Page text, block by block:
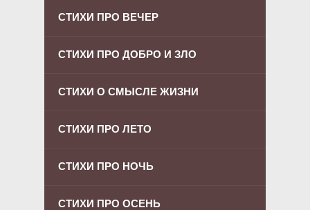
СТИХИ ПРО ВЕЧЕР
СТИХИ ПРО ДОБРО И ЗЛО
СТИХИ О СМЫСЛЕ ЖИЗНИ
СТИХИ ПРО ЛЕТО
СТИХИ ПРО НОЧЬ
СТИХИ ПРО ОСЕНЬ